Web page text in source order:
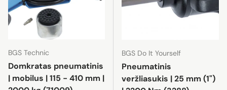
BGS Technic
Domkratas pneumatinis
| mobilus | 115 - 410 mm |
BGS Do It Yourself
Pneumatinis
veržliasukis | 25 mm (1")